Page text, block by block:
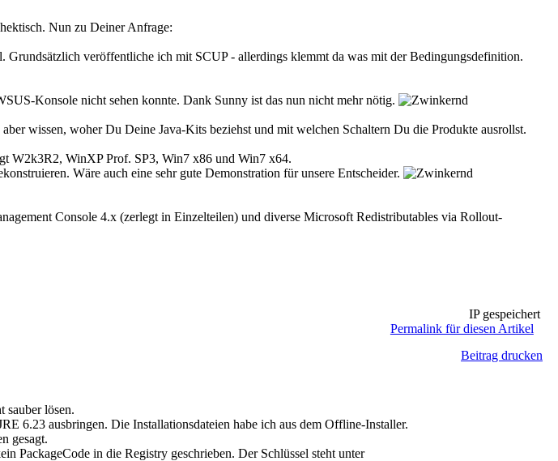
Nun zu Deiner Anfrage:
veröffentliche ich mit SCUP - allerdings klemmt da was mit der Bedingungsdefinition.
Konsole nicht sehen konnte. Dank Sunny ist das nun nicht mehr nötig.
wissen, woher Du Deine Java-Kits beziehst und mit welchen Schaltern Du die Produkte ausrollst.
W2k3R2, WinXP Prof. SP3, Win7 x86 und Win7 x64.
Wäre auch eine sehr gute Demonstration für unsere Entscheider.
Console 4.x (zerlegt in Einzelteilen) und diverse Microsoft Redistributables via Rollout-
IP gespeichert
Permalink für diesen Artikel
Beitrag drucken
sauber lösen.
6.23 ausbringen. Die Installationsdateien habe ich aus dem Offline-Installer.
gesagt.
PackageCode in die Registry geschrieben. Der Schlüssel steht unter